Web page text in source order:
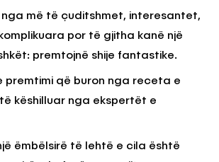
më të çuditshmet, interesantet,
por të gjitha kanë një
premtojnë shije fantastike.
premtimi që buron nga receta e
këshilluar nga ekspertët e
ëmbëlsirë të lehtë e cila është